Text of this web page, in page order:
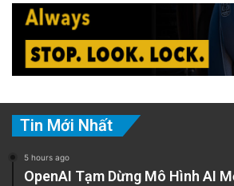
Tin Mới Nhất
5 hours ago
OpenAI Tạm Dừng Mô Hình AI